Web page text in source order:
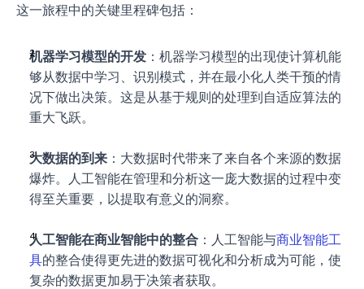
这一旅程中的关键里程碑包括：
机器学习模型的开发 ：机器学习模型的出现使计算机能
够从数据中学习、识别模式，并在最小化人类干预的情
况下做出决策。这是从基于规则的处理到自适应算法的
重大飞跃。
大数据的到来 ：大数据时代带来了来自各个来源的数据
爆炸。人工智能在管理和分析这一庞大数据的过程中变
得至关重要，以提取有意义的洞察。
人工智能在商业智能中的整合 ：人工智能与商业智能工
具的整合使得更先进的数据可视化和分析成为可能，使
复杂的数据更加易于决策者获取。